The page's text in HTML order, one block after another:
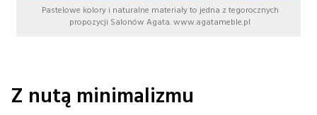
Pastelowe kolory i naturalne materiały to jedna z tegorocznych
propozycji Salonów Agata. www.agatameble.pl
Z nutą minimalizmu